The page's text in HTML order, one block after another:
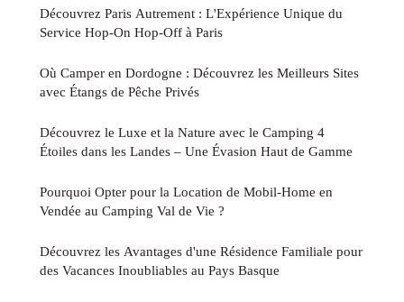
Découvrez Paris Autrement : L'Expérience Unique du
Service Hop-On Hop-Off à Paris
Où Camper en Dordogne : Découvrez les Meilleurs Sites
avec Étangs de Pêche Privés
Découvrez le Luxe et la Nature avec le Camping 4
Étoiles dans les Landes – Une Évasion Haut de Gamme
Pourquoi Opter pour la Location de Mobil-Home en
Vendée au Camping Val de Vie ?
Découvrez les Avantages d'une Résidence Familiale pour
des Vacances Inoubliables au Pays Basque